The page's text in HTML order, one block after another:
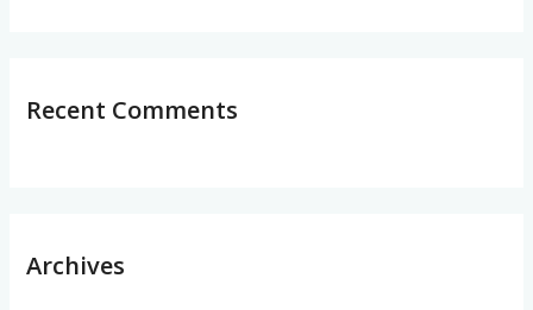
Recent Comments
Archives